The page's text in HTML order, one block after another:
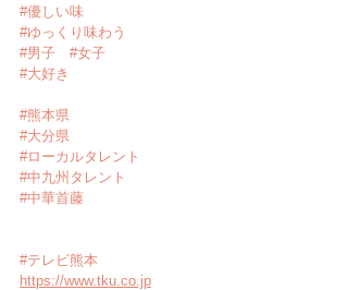
#優しい味
#ゆっくり味わう
#男子
#女子
#大好き
#熊本県
#大分県
#ローカルタレント
#中九州タレント
#中華首藤
#テレビ熊本
https://www.tku.co.jp